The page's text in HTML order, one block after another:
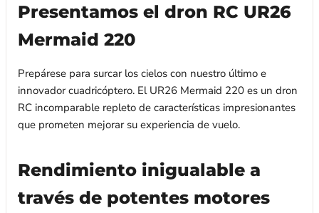
Presentamos el dron RC UR26
Mermaid 220
Prepárese para surcar los cielos con nuestro último e
innovador cuadricóptero. El UR26 Mermaid 220 es un dron
RC incomparable repleto de características impresionantes
que prometen mejorar su experiencia de vuelo.
Rendimiento inigualable a
través de potentes motores